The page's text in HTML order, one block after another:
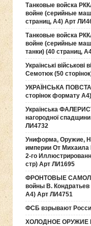
Танковые войска
войне (серийные
страниц, А4) Арт
Танковые войска
войне (серийные
танки) (40 страниц,
Українські військові
Семотюк (50
УКРАЇНСЬКА
сторінок формату
Українська
нагородної
ЛИ4732
Униформа, Оружие,
империи От Михаила
2-го
стр) Арт ЛИ1695
ФРОНТОВЫЕ
войны В.
А4) Арт ЛИ4751
ФСБ взрывают
ХОЛОДНОЕ ОРУЖИЕ